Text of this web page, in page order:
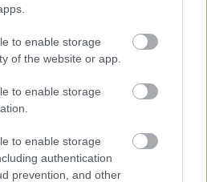
to enable storage
of the website or app.
to enable storage
to enable storage
authentication
prevention, and other
HIRDETÉS
HIRDETÉS